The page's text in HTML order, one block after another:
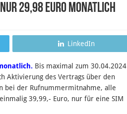
nur 29,98 Euro monatlich
LinkedIn
Bis maximal zum 30.04.2024
Aktivierung des Vertrags über den
bei der Rufnummermitnahme, alle
39,99,- Euro, nur für eine SIM